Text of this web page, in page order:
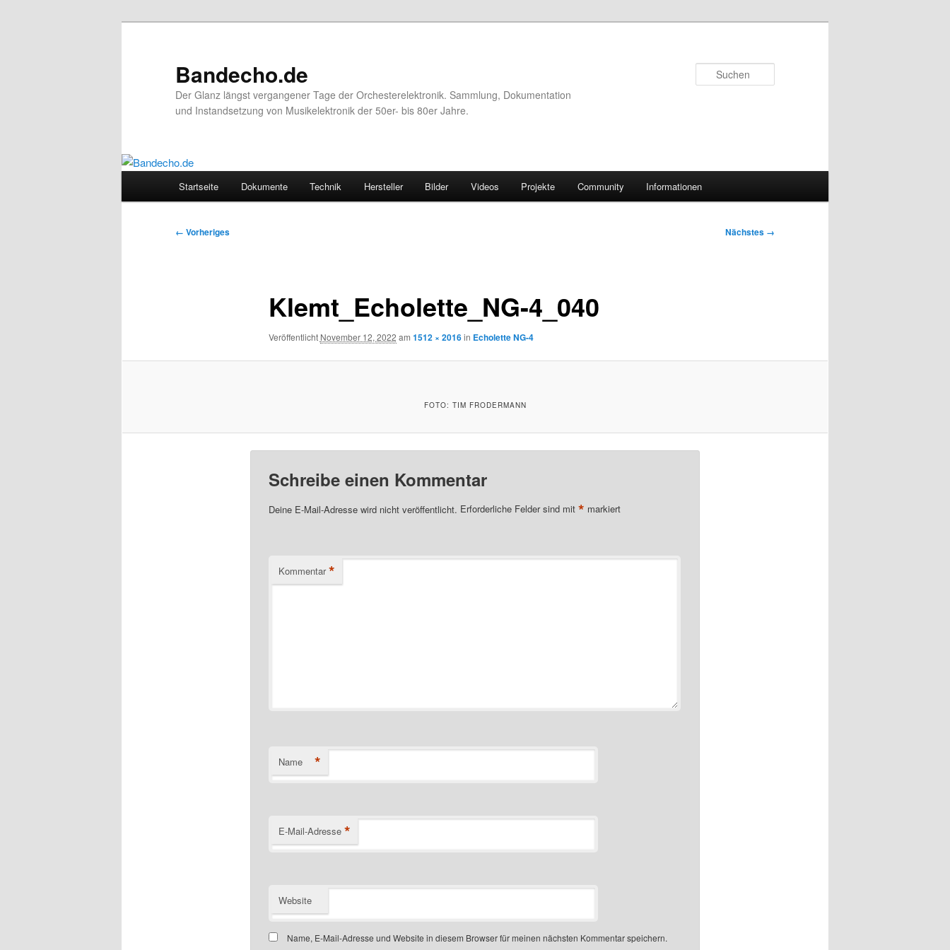
Bandecho.de
Der Glanz längst vergangener Tage der Orchesterelektronik. Sammlung, Dokumentation
und Instandsetzung von Musikelektronik der 50er- bis 80er Jahre.
Startseite Dokumente Technik Hersteller Bilder Videos Projekte Community Informationen
Bilder-
← Vorheriges Nächstes →
Klemt_Echolette_NG-4_040
Veröffentlicht November 12, 2022 am 1512 × 2016in Echolette NG-4
FOTO: TIM FRODERMANN
Schreibe einen Kommentar
Deine E-Mail-Adresse wird nicht veröffentlicht. Erforderliche Felder sind mit * markiert
Kommentar *
Name *
E-Mail-Adresse *
Website
Name, E-Mail-Adresse und Website in diesem Browser für meinen nächsten Kommentar speichern.